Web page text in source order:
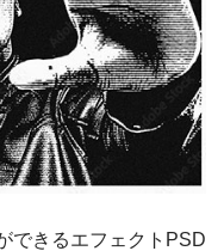
できるエフェクトPSD